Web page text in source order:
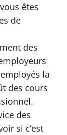
êtes
de
des
la
des cours
des
si c’est